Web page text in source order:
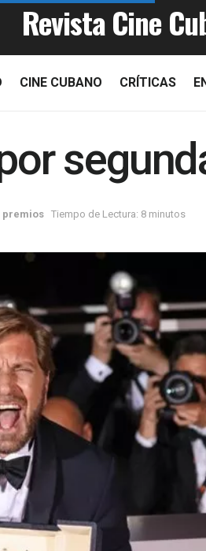
Revista Cine
CINE CUBANO CRÍTICAS
premios Tiempo de Lectura: 8 minutos